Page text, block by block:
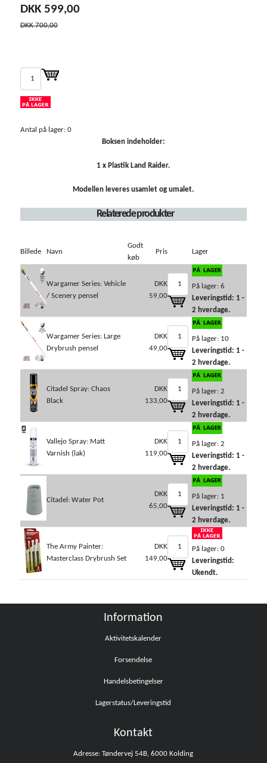
DKK 599,00
DKK 700,00
Antal på lager: 0
Boksen indeholder:
1 x Plastik Land Raider.
Modellen leveres usamlet og umalet.
Relaterede produkter
Billede Navn
Godt
køb
Pris Lager
Wargamer Series: Vehicle
/ Scenery pensel
DKK
59,00
På lager: 6
Leveringstid: 1 -
2 hverdage.
Wargamer Series: Large
Drybrush pensel
DKK
49,00
På lager: 10
Leveringstid: 1 -
2 hverdage.
Citadel Spray: Chaos
Black
DKK
133,00
På lager: 2
Leveringstid: 1 -
2 hverdage.
Vallejo Spray: Matt
Varnish (lak)
DKK
119,00
På lager: 2
Leveringstid: 1 -
2 hverdage.
Citadel: Water Pot
DKK
65,00
På lager: 1
Leveringstid: 1 -
2 hverdage.
The Army Painter:
Masterclass Drybrush Set
DKK
149,00
På lager: 0
Leveringstid:
Ukendt.
Information
Aktivitetskalender
Forsendelse
Handelsbetingelser
Lagerstatus/Leveringstid
Kontakt
Adresse: Tøndervej 54B, 6000 Kolding